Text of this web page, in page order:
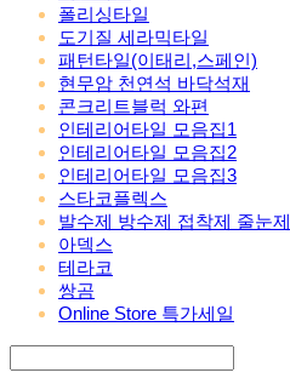
폴리싱타일
도기질 세라믹타일
패턴타일(이태리,스페인)
현무암 천연석 바닥석재
콘크리트블럭 와편
인테리어타일 모음집1
인테리어타일 모음집2
인테리어타일 모음집3
스타코플렉스
발수제 방수제 접착제 줄눈제
아덱스
테라코
쌍곰
Online Store 특가세일